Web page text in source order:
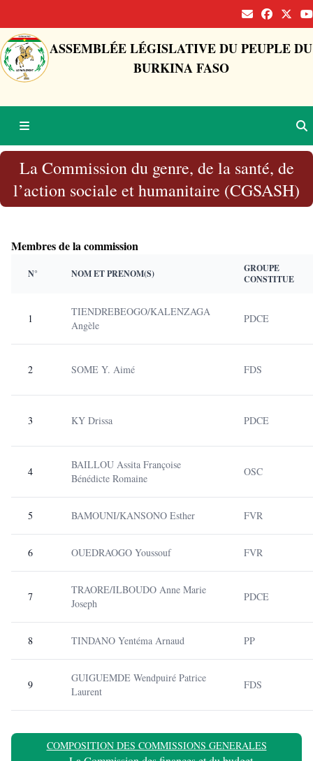
ASSEMBLÉE LÉGISLATIVE DU PEUPLE DU
BURKINA FASO
La Commission du genre, de la santé, de
l’action sociale et humanitaire (CGSASH)
Membres de la commission
N° NOM ET PRENOM(S)
GROUPE
CONSTITUE
1
TIENDREBEOGO/KALENZAGA
Angèle
PDCE
2 SOME Y. Aimé FDS
3 KY Drissa PDCE
4
BAILLOU Assita Françoise
Bénédicte Romaine
OSC
5 BAMOUNI/KANSONO Esther FVR
6 OUEDRAOGO Youssouf FVR
7
TRAORE/ILBOUDO Anne Marie
Joseph
PDCE
8 TINDANO Yentéma Arnaud PP
9
GUIGUEMDE Wendpuiré Patrice
Laurent
FDS
COMPOSITION DES COMMISSIONS GENERALES